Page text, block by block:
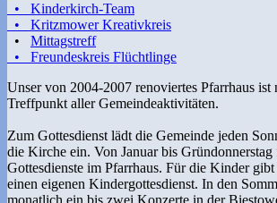
• Kinderkirch-Team
• Kritzmower Kreativkreis
• Mittagstreff
• Freundeskreis Flüchtlinge
Unser von 2004-2007 renoviertes Pfarrhaus ist
Treffpunkt aller Gemeindeaktivitäten.
Zum Gottesdienst lädt die Gemeinde jeden
die Kirche ein. Von Januar bis
Gottesdienste im Pfarrhaus. Für die Kinder
einen eigenen Kindergottesdienst. In den
monatlich ein bis zwei Konzerte in der